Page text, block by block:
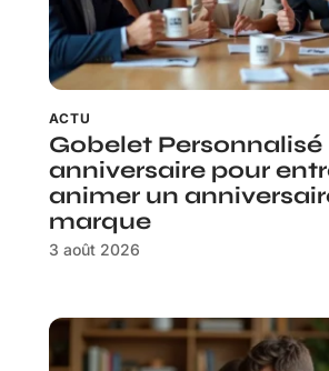
ACTU
Gobelet Personnalisé
anniversaire pour
animer un
marque
3 août 2026